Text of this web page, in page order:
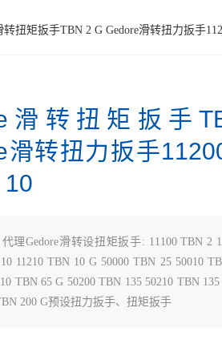
转扭矩扳手TBN 2 G Gedore滑转扭力扳手
滑转扭矩扳手
滑转扭力扳手
10
代理Gedore滑转设扭矩扳手: 11100 TBN 2
11210 TBN 10 G 50000 TBN 25 50010
TBN 65 G 50200 TBN 135 50210 TBN
200 G预设扭力扳手、扭矩扳手